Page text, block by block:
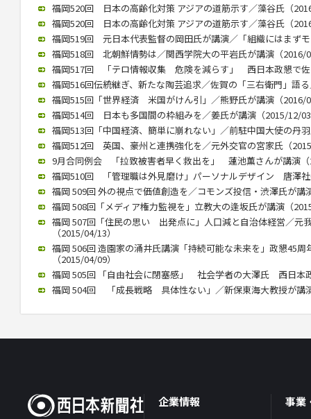
福岡520回 日本の高齢化対策 アジアの道筋示す／藻谷氏（
福岡520回 日本の高齢化対策 アジアの道筋示す／藻谷氏（
福岡519回 元日本代表監督の岡田氏が講演／「組織にはまず
福岡518回 北朝鮮情勢は／関西学院大の平岩氏が講演（2016/
福岡517回 「テロ情報収集 危険を減らす」 西日本政懇で佐
福岡516回伝統継ぎ、新たな陶芸追求／佐賀の「三右衛門」語
福岡515回「世界経済 米国がけん引」／熊野氏が講演（2016/
福岡514回 日本も多国間の枠組みを／姜氏が講演（2015/12/
福岡513回「中国経済、簡単に崩れない」／前駐中国大使の丹
福岡512回 英国、豪州と連携強化を／元外交官の宮家氏（
9月合同例会 「拉致被害者早く救出を」 蓮池薫さんが講演
福岡510回 「管理職は外見磨け」パーソナルデザイン 唐澤
福岡 509回 外の視点で価値創造を／コモンズ投信・渋澤氏が講
福岡 508回「メディア権力監視を」立教大の逢坂氏が講演（
福岡 507回「住民の思い 出発点に」人口減と自治体経営／元
（2015/04/13）
福岡 506回 造園家の涌井氏講演「持続可能な未来を」政懇45
（2015/04/09）
福岡 505回 「自由社会に閉塞感」 社会学者の大澤氏 西日本
福岡 504回 「成長戦略 具体性ない」／新保東海大教授が講
企業情報 事業